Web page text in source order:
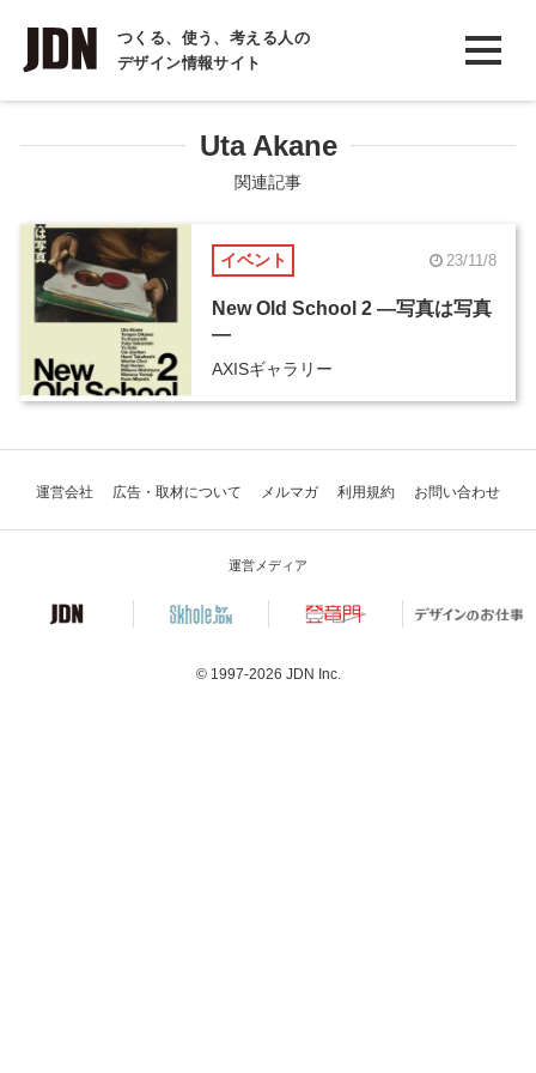
つくる、使う、考える人の
デザイン情報サイト
INTERVIEW
インタビュー
COLUMN
コラム
Uta Akane
関連記事
イベント 23/11/8
New Old School 2 ―写真は写真
―
AXISギャラリー
運営会社 広告・取材について メルマガ 利用規約 お問い合わせ
運営メディア
© 1997-2026 JDN Inc.